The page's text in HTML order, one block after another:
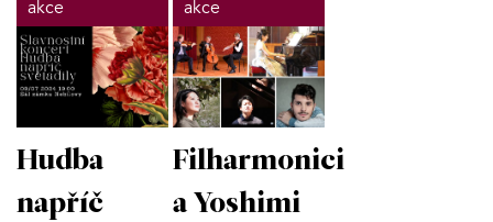
akce
Hudba
napříč
akce
Filharmonici
a Yoshimi